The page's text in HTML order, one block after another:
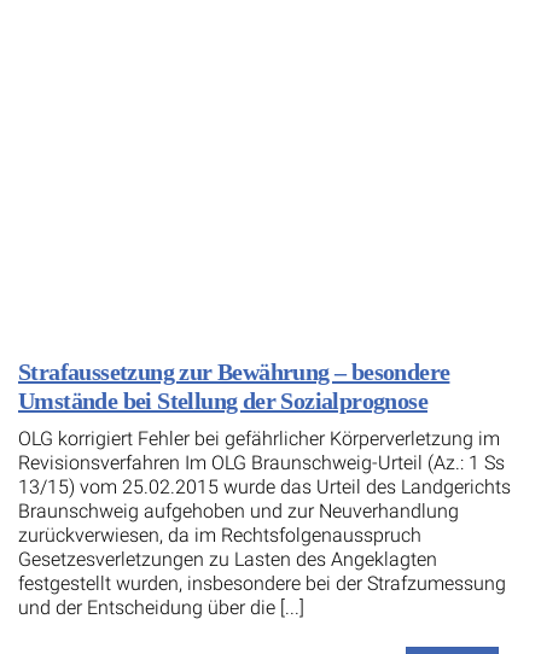
Strafaussetzung zur Bewährung – besondere
Umstände bei Stellung der Sozialprognose
OLG korrigiert Fehler bei gefährlicher Körperverletzung im
Revisionsverfahren Im OLG Braunschweig-Urteil (Az.: 1 Ss
13/15) vom 25.02.2015 wurde das Urteil des Landgerichts
Braunschweig aufgehoben und zur Neuverhandlung
zurückverwiesen, da im Rechtsfolgenausspruch
Gesetzesverletzungen zu Lasten des Angeklagten
festgestellt wurden, insbesondere bei der Strafzumessung
und der Entscheidung über die [...]